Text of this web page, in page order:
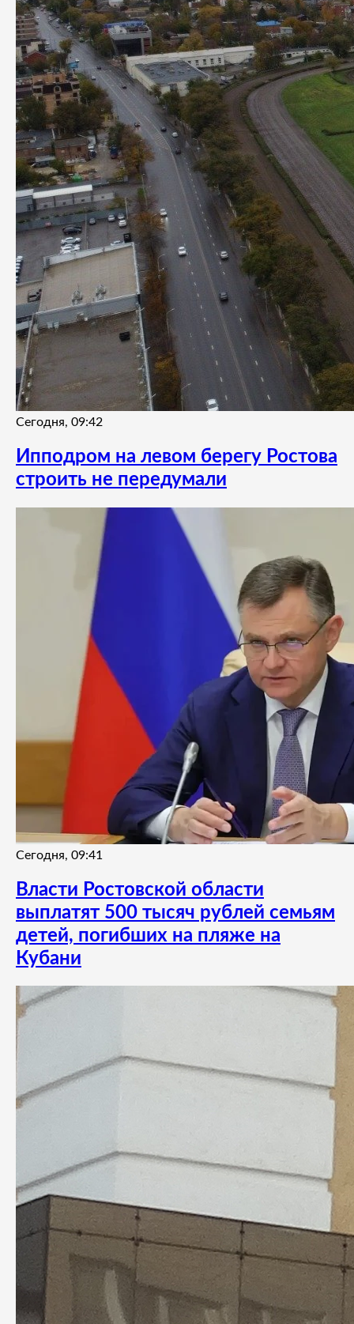
Сегодня, 09:42
Ипподром на левом берегу Ростова
строить не передумали
Сегодня, 09:41
Власти Ростовской области
выплатят 500 тысяч рублей семьям
детей, погибших на пляже на
Кубани